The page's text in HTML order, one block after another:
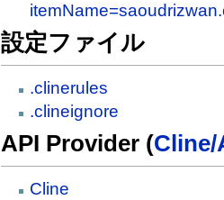
設定ファイル
.clinerules
.clineignore
API Provider (Cline/
Cline